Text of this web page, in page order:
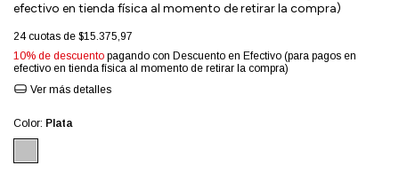
efectivo en tienda física al momento de retirar la compra)
24 cuotas de $15.375,97
10% de descuento pagando con Descuento en Efectivo (para pagos en
efectivo en tienda física al momento de retirar la compra)
Ver más detalles
Color: Plata